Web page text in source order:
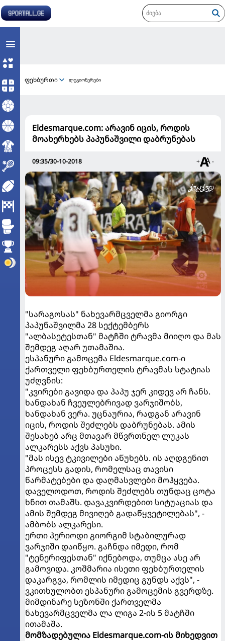
ფეხბურთი ლეგიონერები
Eldesmarque.com: არავინ იცის, როდის
მოახერხებს პაპუნაშვილი დაბრუნებას
09:35/30-10-2018 + -
"სარაგოსას" ნახევარმცველმა გიორგი
პაპუნაშვილმა 28 სექტემბერს
"ალბასეტესთან" მატჩში ტრავმა მიიღო და მას
შემდეგ აღარ უთამაშია.
ესპანური გამოცემა Eldesmarque.com-ი
ქართველი ფეხბურთელის ტრავმას სტატიას
უძღვნის:
"კვირები გავიდა და პაპუ ჯერ კიდევ არ ჩანს.
ხანდახან ჩვეულებრივად ვარჯიშობს,
ხანდახან ვერა. უცნაურია, რადგან არავინ
იცის, როდის შეძლებს დაბრუნებას. ამის
შესახებ არც მთავარ მწვრთნელ ლუკას
ალკარესს აქვს პასუხი.
"მას ისევ ტკივილები აწუხებს. ის აღდგენით
პროცესს გადის, რომელსაც თავისი
წარმატებები და დაღმასვლები მოჰყვება.
დაველოდოთ, როდის შეძლებს თუნდაც ცოტა
ხნით თამაშს. დავაკვირდებით სიტუაციას და
ამის შემდეგ მივიღებ გადაწყვეტილებას", -
ამბობს ალკარესი.
ერთი პერიოდი გიორგიმ სტაბილურად
ვარჯიში დაიწყო. გაჩნდა იმედი, რომ
"ტენერიფესთან" იქნებოდა, თუმცა ასე არ
გამოვიდა. კოშმარია ისეთი ფეხბურთელის
დაკარგვა, რომლის იმედიც გუნდს აქვს", -
ვკითხულობთ ესპანური გამოცემის გვერდზე.
მიმდინარე სეზონში ქართველმა
ნახევარმცველმა ლა ლიგა 2-ის 5 მატჩში
ითამაშა.
მომზადებულია Eldesmarque.com-ის მიხედვით